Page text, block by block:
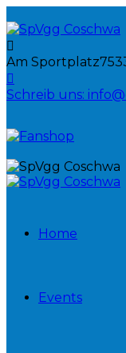
Am Sportplatz
Schreib uns:
Home
Events